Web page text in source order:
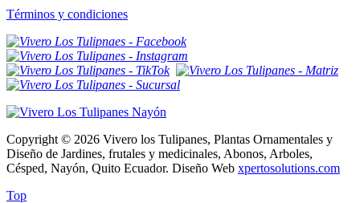
Términos y condiciones
Copyright © 2026 Vivero los Tulipanes, Plantas Ornamentales y
Diseño de Jardines, frutales y medicinales, Abonos, Arboles,
Césped, Nayón, Quito Ecuador. Diseño Web xpertosolutions.com
Top